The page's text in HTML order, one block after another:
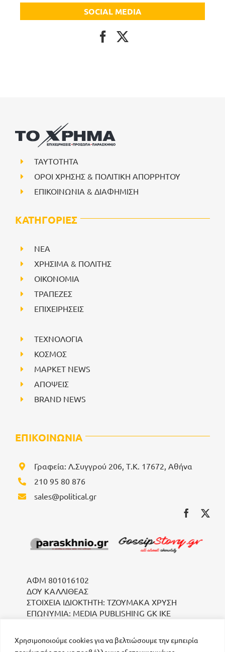
Χρησιμοποιούμε cookies για να βελτιώσουμε την εμπειρία
SOCIAL MEDIA
ΤΑΥΤΟΤΗΤΑ
ΟΡΟΙ ΧΡΗΣΗΣ & ΠΟΛΙΤΙΚΗ ΑΠΟΡΡΗΤΟΥ
ΕΠΙΚΟΙΝΩΝΙΑ & ΔΙΑΦΗΜΙΣΗ
ΚΑΤΗΓΟΡΙΕΣ
NEA
ΧΡΗΣΙΜΑ & ΠΟΛΙΤΗΣ
ΟΙΚΟΝΟΜΙΑ
ΤΡΑΠΕΖΕΣ
ΕΠΙΧΕΙΡΗΣΕΙΣ
ΤΕΧΝΟΛΟΓΙΑ
ΚΟΣΜΟΣ
ΜΑΡΚΕΤ NEWS
ΑΠΟΨΕΙΣ
BRAND NEWS
ΕΠΙΚΟΙΝΩΝΙΑ
Γραφεία: Λ.Συγγρού 206, Τ.Κ. 17672, Αθήνα
210 95 80 876
sales@political.gr
ΑΦΜ 801016102
ΔΟΥ ΚΑΛΛΙΘΕΑΣ
ΣΤΟΙΧΕΙΑ ΙΔΙΟΚΤΗΤΗ: ΤΖΟΥΜΑΚΑ ΧΡΥΣΗ
ΕΠΩΝΥΜΙΑ: MEDIA PUBLISHING GK IKE